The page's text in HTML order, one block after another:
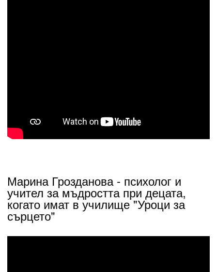
Марина Грозданова - психолог и
учител за мъдростта при децата,
когато имат в училище "Уроци за
сърцето"